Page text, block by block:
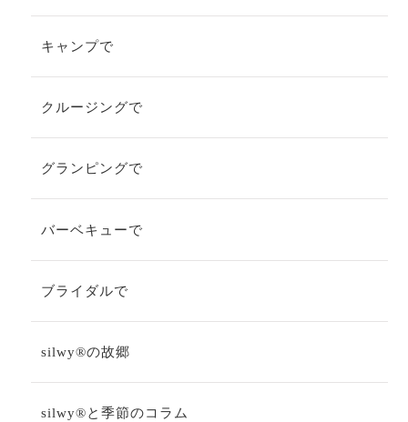
キャンプで
クルージングで
グランピングで
バーベキューで
ブライダルで
silwy®の故郷
silwy®と季節のコラム